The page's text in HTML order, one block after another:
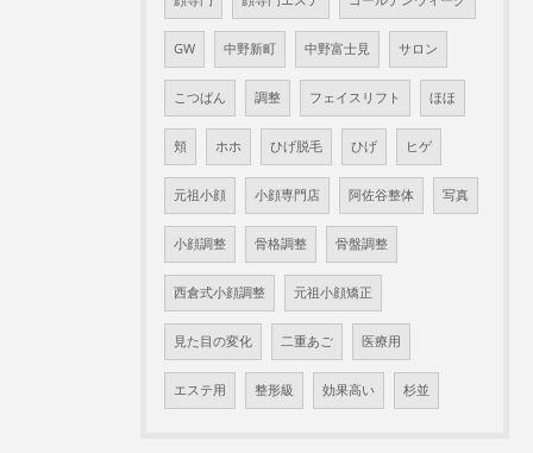
GW 中野新町 中野富士見 サロン
こつばん 調整 フェイスリフト ほほ
頬 ホホ ひげ脱毛 ひげ ヒゲ
元祖小顔 小顔専門店 阿佐谷整体 写真
小顔調整 骨格調整 骨盤調整
西倉式小顔調整 元祖小顔矯正
見た目の変化 二重あご 医療用
エステ用 整形級 効果高い 杉並